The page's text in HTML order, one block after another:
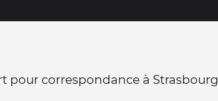
pour correspondance à Strasbourg